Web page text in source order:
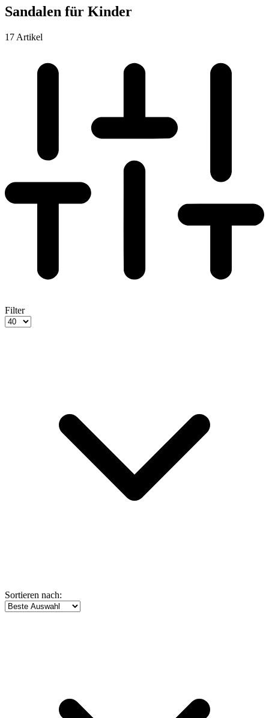
Sandalen für Kinder
17 Artikel
Filter
Sortieren nach: